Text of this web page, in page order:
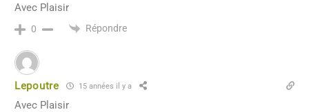
Avec Plaisir
0 Répondre
Lepoutre 15 années il y a
Avec Plaisir